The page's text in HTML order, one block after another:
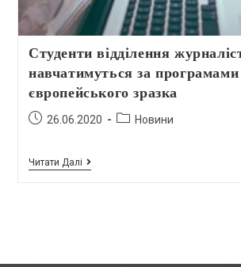
Студенти відділення
навчатимуться за програмами
європейського зразка
26.06.2020 Новини
Читати Далі